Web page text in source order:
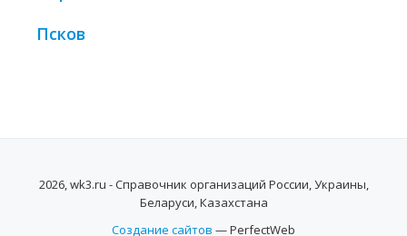
Псков
2026, wk3.ru - Справочник организаций России, Украины,
Беларуси, Казахстана
Создание сайтов — PerfectWeb